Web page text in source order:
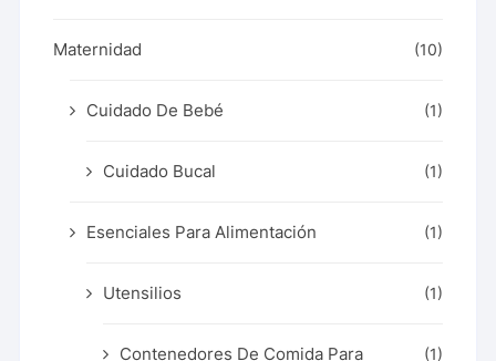
Maternidad (10)
Cuidado De Bebé (1)
Cuidado Bucal (1)
Esenciales Para Alimentación (1)
Utensilios (1)
Contenedores De Comida Para
(1)